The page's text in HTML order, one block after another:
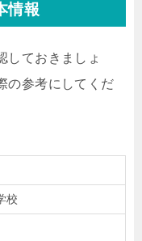
情報
しておきましょ
の参考にしてくだ
校